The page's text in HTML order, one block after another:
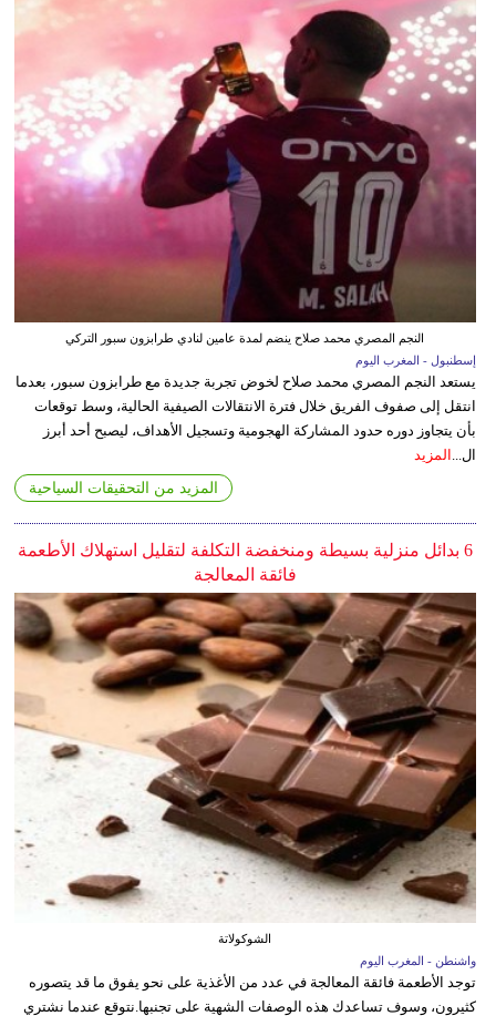
النجم المصري محمد صلاح ينضم لمدة عامين لنادي طرابزون سبور التركي
إسطنبول - المغرب اليوم
يستعد النجم المصري محمد صلاح لخوض تجربة جديدة مع طرابزون سبور، بعدما
انتقل إلى صفوف الفريق خلال فترة الانتقالات الصيفية الحالية، وسط توقعات
بأن يتجاوز دوره حدود المشاركة الهجومية وتسجيل الأهداف، ليصبح أحد أبرز
ال...
المزيد
المزيد من التحقيقات السياحية
6 بدائل منزلية بسيطة ومنخفضة التكلفة لتقليل استهلاك الأطعمة
فائقة المعالجة
الشوكولاتة
واشنطن - المغرب اليوم
توجد الأطعمة فائقة المعالجة في عدد من الأغذية على نحو يفوق ما قد يتصوره
كثيرون، وسوف تساعدك هذه الوصفات الشهية على تجنبها.نتوقع عندما نشتري